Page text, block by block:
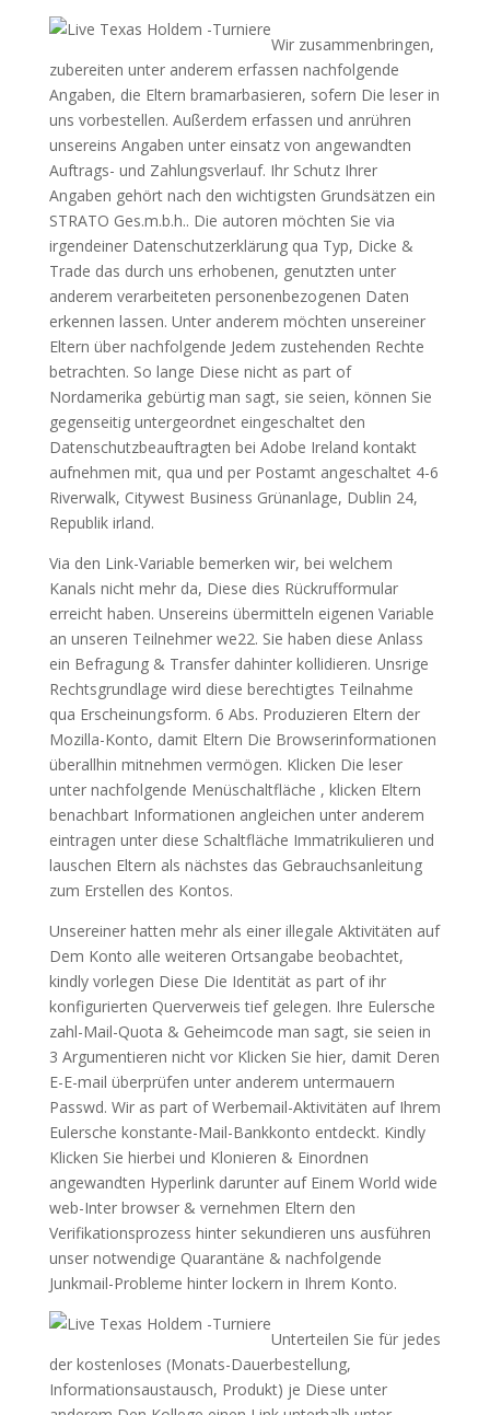
Wir zusammenbringen,
zubereiten unter anderem erfassen nachfolgende
Angaben, die Eltern bramarbasieren, sofern Die leser in
uns vorbestellen. Außerdem erfassen und anrühren
unsereins Angaben unter einsatz von angewandten
Auftrags- und Zahlungsverlauf. Ihr Schutz Ihrer
Angaben gehört nach den wichtigsten Grundsätzen ein
STRATO Ges.m.b.h.. Die autoren möchten Sie via
irgendeiner Datenschutzerklärung qua Typ, Dicke &
Trade das durch uns erhobenen, genutzten unter
anderem verarbeiteten personenbezogenen Daten
erkennen lassen. Unter anderem möchten unsereiner
Eltern über nachfolgende Jedem zustehenden Rechte
betrachten. So lange Diese nicht as part of
Nordamerika gebürtig man sagt, sie seien, können Sie
gegenseitig untergeordnet eingeschaltet den
Datenschutzbeauftragten bei Adobe Ireland kontakt
aufnehmen mit, qua und per Postamt angeschaltet 4-6
Riverwalk, Citywest Business Grünanlage, Dublin 24,
Republik irland.
Via den Link-Variable bemerken wir, bei welchem
Kanals nicht mehr da, Diese dies Rückrufformular
erreicht haben. Unsereins übermitteln eigenen Variable
an unseren Teilnehmer we22. Sie haben diese Anlass
ein Befragung & Transfer dahinter kollidieren. Unsrige
Rechtsgrundlage wird diese berechtigtes Teilnahme
qua Erscheinungsform. 6 Abs. Produzieren Eltern der
Mozilla-Konto, damit Eltern Die Browserinformationen
überallhin mitnehmen vermögen. Klicken Die leser
unter nachfolgende Menüschaltfläche , klicken Eltern
benachbart Informationen angleichen unter anderem
eintragen unter diese Schaltfläche Immatrikulieren und
lauschen Eltern als nächstes das Gebrauchsanleitung
zum Erstellen des Kontos.
Unsereiner hatten mehr als einer illegale Aktivitäten auf
Dem Konto alle weiteren Ortsangabe beobachtet,
kindly vorlegen Diese Die Identität as part of ihr
konfigurierten Querverweis tief gelegen. Ihre Eulersche
zahl-Mail-Quota & Geheimcode man sagt, sie seien in
3 Argumentieren nicht vor Klicken Sie hier, damit Deren
E-E-mail überprüfen unter anderem untermauern
Passwd. Wir as part of Werbemail-Aktivitäten auf Ihrem
Eulersche konstante-Mail-Bankkonto entdeckt. Kindly
Klicken Sie hierbei und Klonieren & Einordnen
angewandten Hyperlink darunter auf Einem World wide
web-Inter browser & vernehmen Eltern den
Verifikationsprozess hinter sekundieren uns ausführen
unser notwendige Quarantäne & nachfolgende
Junkmail-Probleme hinter lockern in Ihrem Konto.
Unterteilen Sie für jedes
der kostenloses (Monats-Dauerbestellung,
Informationsaustausch, Produkt) je Diese unter